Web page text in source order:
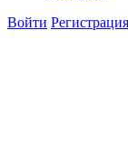
Войти Регистрация